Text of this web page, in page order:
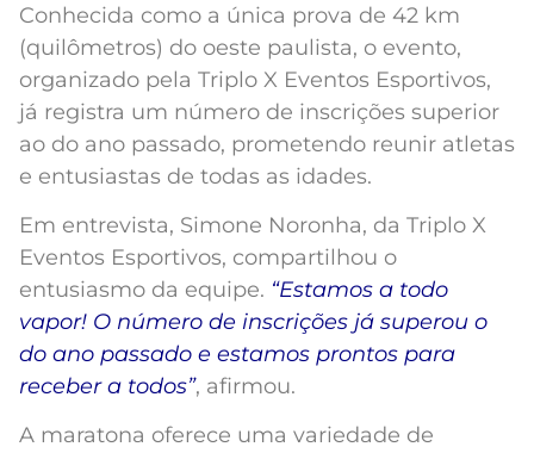
Conhecida como a única prova de 42 km
(quilômetros) do oeste paulista, o evento,
organizado pela Triplo X Eventos Esportivos,
já registra um número de inscrições superior
ao do ano passado, prometendo reunir atletas
e entusiastas de todas as idades.
Em entrevista, Simone Noronha, da Triplo X
Eventos Esportivos, compartilhou o
entusiasmo da equipe. “Estamos a todo
vapor! O número de inscrições já superou o
do ano passado e estamos prontos para
receber a todos”, afirmou.
A maratona oferece uma variedade de